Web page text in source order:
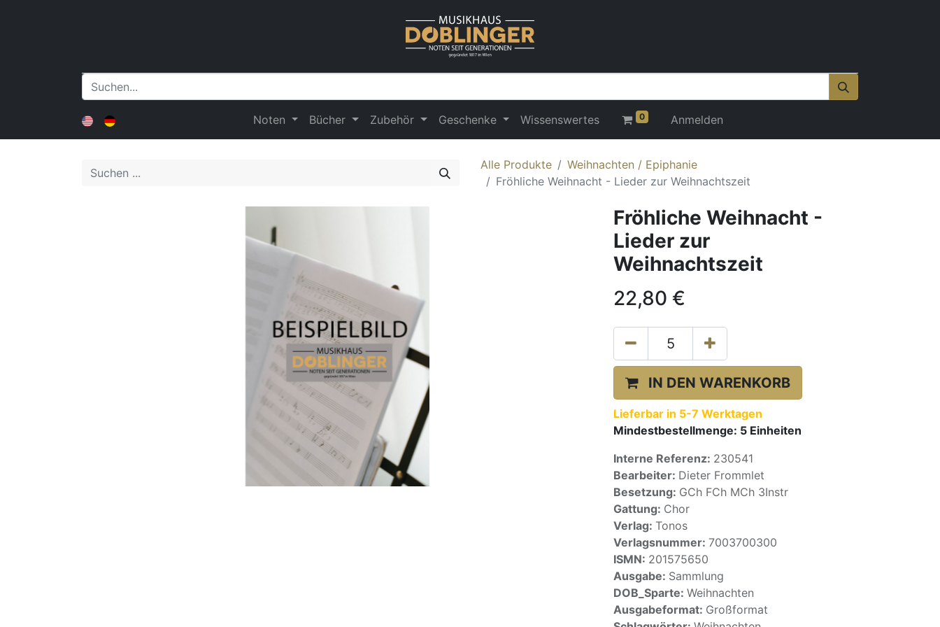
Noten Bücher Zubehör Geschenke Wissenswertes 0 Anmelden
Alle Produkte
Weihnachten / Epiphanie
Fröhliche Weihnacht - Lieder zur Weihnachtszeit
Fröhliche Weihnacht -
Lieder zur
Weihnachtszeit
22,80 €
IN DEN WARENKORB
Lieferbar in 5-7 Werktagen
Mindestbestellmenge: 5 Einheiten
Interne Referenz: 230541
Bearbeiter: Dieter Frommlet
Besetzung: GCh FCh MCh 3Instr
Gattung: Chor
Verlag: Tonos
Verlagsnummer: 7003700300
ISMN: 201575650
Ausgabe: Sammlung
DOB_Sparte: Weihnachten
Ausgabeformat: Großformat